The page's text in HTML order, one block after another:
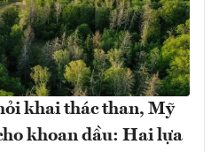
khai thác than, Mỹ
khoan dầu: Hai lựa